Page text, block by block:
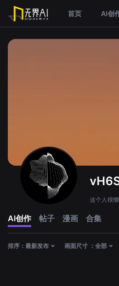
首页 AI创
这个人很
AI创作 帖子 漫画 合集
排序： 最新发布 画面尺寸 ： 全部